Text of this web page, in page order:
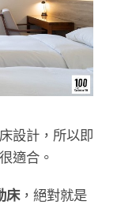
設計，所以即
適合。
床，絕對就是